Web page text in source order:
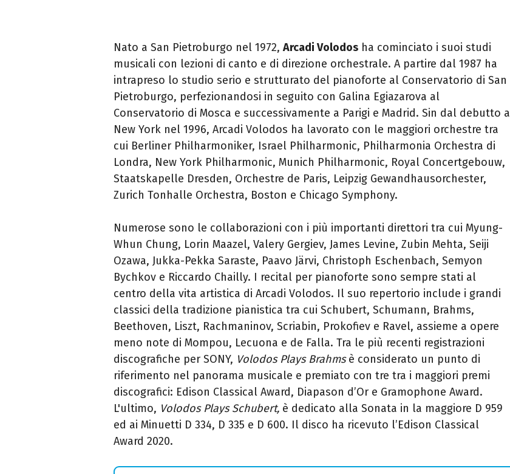
Nato a San Pietroburgo nel 1972, Arcadi Volodos ha cominciato i suoi studi
musicali con lezioni di canto e di direzione orchestrale. A partire dal 1987 ha
intrapreso lo studio serio e strutturato del pianoforte al Conservatorio di San
Pietroburgo, perfezionandosi in seguito con Galina Egiazarova al
Conservatorio di Mosca e successivamente a Parigi e Madrid. Sin dal debutto a
New York nel 1996, Arcadi Volodos ha lavorato con le maggiori orchestre tra
cui Berliner Philharmoniker, Israel Philharmonic, Philharmonia Orchestra di
Londra, New York Philharmonic, Munich Philharmonic, Royal Concertgebouw,
Staatskapelle Dresden, Orchestre de Paris, Leipzig Gewandhausorchester,
Zurich Tonhalle Orchestra, Boston e Chicago Symphony.
Numerose sono le collaborazioni con i più importanti direttori tra cui Myung-
Whun Chung, Lorin Maazel, Valery Gergiev, James Levine, Zubin Mehta, Seiji
Ozawa, Jukka-Pekka Saraste, Paavo Järvi, Christoph Eschenbach, Semyon
Bychkov e Riccardo Chailly. I recital per pianoforte sono sempre stati al
centro della vita artistica di Arcadi Volodos. Il suo repertorio include i grandi
classici della tradizione pianistica tra cui Schubert, Schumann, Brahms,
Beethoven, Liszt, Rachmaninov, Scriabin, Prokofiev e Ravel, assieme a opere
meno note di Mompou, Lecuona e de Falla. Tra le più recenti registrazioni
discografiche per SONY, Volodos Plays Brahmsè considerato un punto di
riferimento nel panorama musicale e premiato con tre tra i maggiori premi
discografici: Edison Classical Award, Diapason d’Or e Gramophone Award.
L'ultimo, Volodos Plays Schubert, è dedicato alla Sonata in la maggiore D 959
ed ai Minuetti D 334, D 335 e D 600. Il disco ha ricevuto l’Edison Classical
Award 2020.